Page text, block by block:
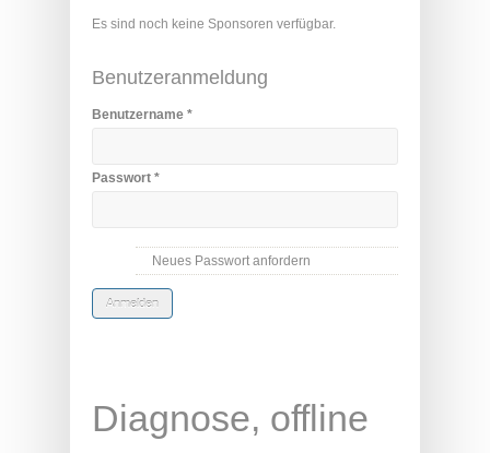
Es sind noch keine Sponsoren verfügbar.
Benutzeranmeldung
Benutzername *
Passwort *
Neues Passwort anfordern
Diagnose, offline